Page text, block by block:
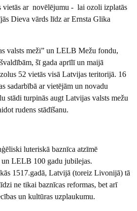
vietās ar novēlējumu - lai ozoli izplatās
Dieva vārds līdz ar Ernsta Glika
valsts meži” un LELB Mežu fondu,
šī gada aprīlī un maijā
52 vietās visā Latvijas teritorijā. 16
sadarbībā ar vietējām un novadu
stādi turpinās augt Latvijas valsts mežu
rudens stādīšanu.
luteriskā baznīca atzīmē
LELB 100 gadu jubilejas.
1517.gadā, Latvijā (toreiz Livonijā) tā
ne tikai baznīcas reformas, bet arī
un kultūras uzplaukumu.